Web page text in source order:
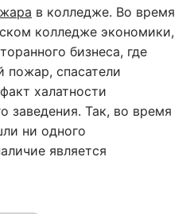
в колледже. Во время
колледже экономики,
бизнеса, где
пожар, спасатели
халатности
заведения. Так, во время
ни одного
является